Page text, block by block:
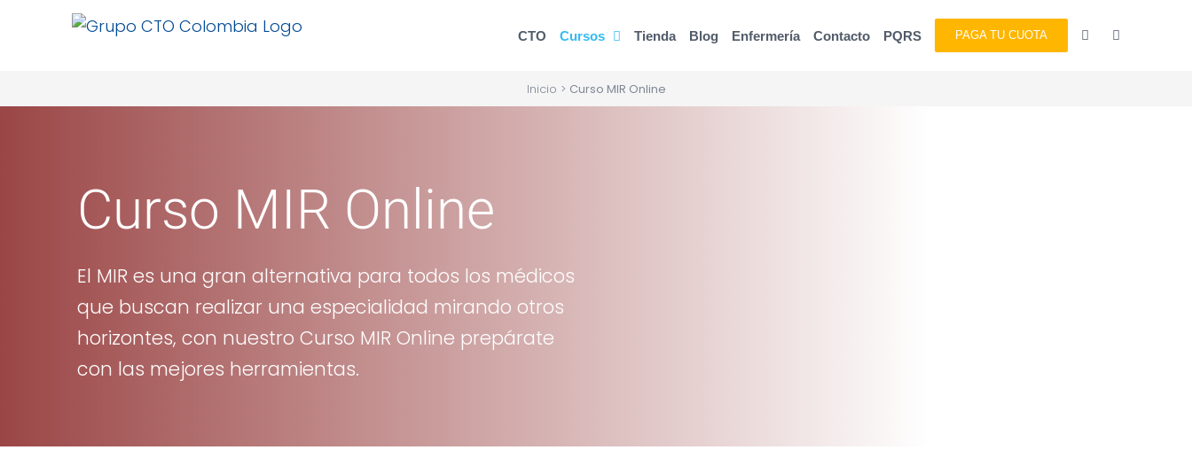
CTO Cursos Tienda Blog Enfermería Contacto PQRS PAGA TU CUOTA
Inicio > Curso MIR Online
Curso MIR Online
El MIR es una gran alternativa para todos los médicos
que buscan realizar una especialidad mirando otros
horizontes, con nuestro Curso MIR Online prepárate
con las mejores herramientas.